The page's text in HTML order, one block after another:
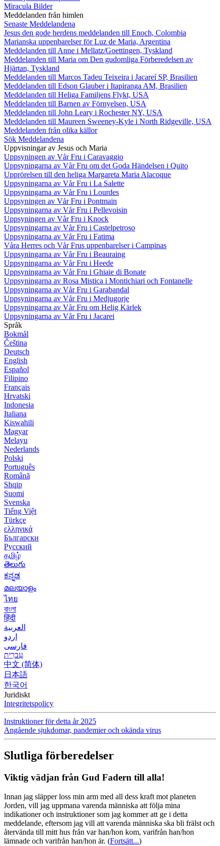
Miracula Bilder
Meddelanden från himlen
Senaste Meddelandena
Jesus den gode herdens meddelanden till Enoch, Colombia
Marianska uppenbarelser för Luz de Maria, Argentina
Meddelanden till Anne i Mellatz/Goettingen, Tyskland
Meddelanden till Maria om Den gudomliga Förberedelsen av
Hjärtan, Tyskland
Meddelanden till Marcos Tadeu Teixeira i Jacareí SP, Brasilien
Meddelanden till Edson Glauber i Itapiranga AM, Brasilien
Meddelanden till Heliga Familjens Flykt, USA
Meddelanden till Barnen av Förnyelsen, USA
Meddelanden till John Leary i Rochester NY, USA
Meddelanden till Maureen Sweeney-Kyle i North Ridgeville, USA
Meddelanden från olika källor
Sök Meddelandena
Uppvisningar av Jesus och Maria
Uppsyningen av Vår Fru i Caravaggio
Uppsyningarna av Vår Fru om det Goda Händelsen i Quito
Upprörelsen till den heliga Margareta Maria Alacoque
Uppsyningarna av Vår Fru i La Salette
Uppsyningarna av Vår Fru i Lourdes
Uppsyningen av Vår Fru i Pontmain
Uppsyningarna av Vår Fru i Pellevoisin
Uppsyningen av Vår Fru i Knock
Uppsyningarna av Vår Fru i Castelpetroso
Uppsyningarna av Vår Fru i Fatima
Våra Herres och Vår Frus uppenbarelser i Campinas
Uppsyningarna av Vår Fru i Beauraing
Uppsyningarna av Vår Fru i Heede
Uppsyningarna av Vår Fru i Ghiaie di Bonate
Uppsyningarna av Rosa Mistica i Montichiari och Fontanelle
Uppsyningarna av Vår Fru i Garabandal
Uppsyningarna av Vår Fru i Medjugorje
Uppsyningarna av Vår Fru om Helig Kärlek
Uppsyningarna av Vår Fru i Jacarei
Språk
Bokmål
Čeština
Deutsch
English
Español
Filipino
Français
Hrvatski
Indonesia
Italiana
Kiswahili
Magyar
Melayu
Nederlands
Polski
Português
Română
Shqip
Suomi
Svenska
Tiếng Việt
Türkçe
ελληνικά
Български
Русский
தமிழ்
తెలుగు
ಕನ್ನಡ
മലയാളം
ไทย
বাংলা
हिंदी
العربية
اردو
فارسی
עִברִית
中文 (简体)
日本語
한국어
Juridiskt
Integritetspolicy
Instruktioner för detta år 2025
Angående sjukdomar, pandemier och okända virus
Slutliga förberedelser
Viktig vädjan från Gud Fadern till alla!
Innan jag släpper loss min arm med all dess kraft mot planeten
Jorden, vill jag uppmana varenda människa att följa mina
indikationer och instruktioner som jag kommer att ge i detta
meddelande, eftersom jag vill att varenda människa ska bli frälst och
återvända till mitt hus från var han/hon kom, varifrån han/hon
lämnade och varifrån han/hon är. (Fortsätt...)